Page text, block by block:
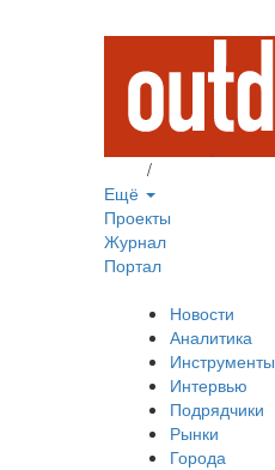
/
Ещё
Проекты
Журнал
Портал
Новости
Аналитика
Инструменты
Интервью
Подрядчики
Рынки
Города